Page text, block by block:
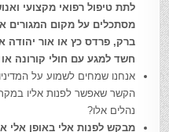
לתת טיפול רפואי מקצועי
מסתכלים על מקום המגורים או
ברק, פרדס כץ או אור יהודה
חשד למגע עם חולי קורונה
אנחנו שמחים לשמוע על
הקשר שאפשר לפנות אליו
נהלים אלו?
מבקש לפנות אלי באופן אלי